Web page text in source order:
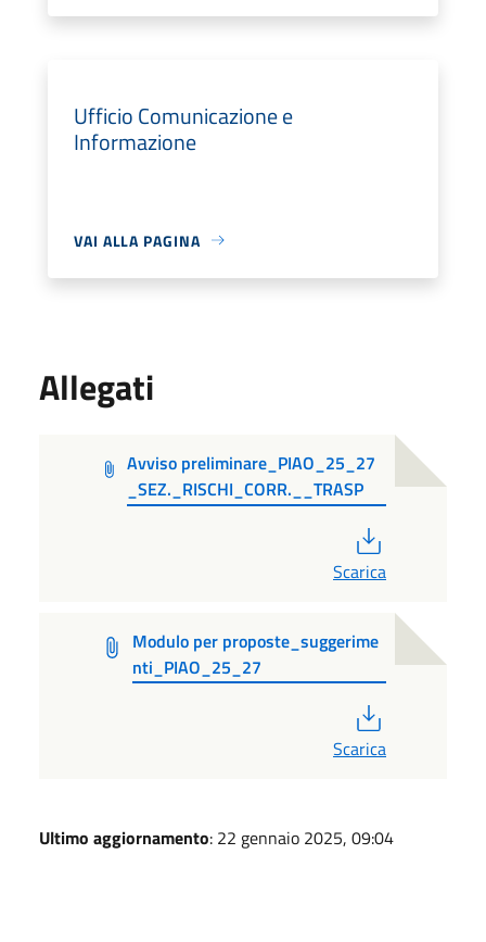
Ufficio Comunicazione e
Informazione
VAI ALLA PAGINA
Allegati
Avviso preliminare_PIAO_25_27
_SEZ._RISCHI_CORR.__TRASP
Scarica
Modulo per proposte_suggerime
nti_PIAO_25_27
Scarica
Ultimo aggiornamento: 22 gennaio 2025, 09:04